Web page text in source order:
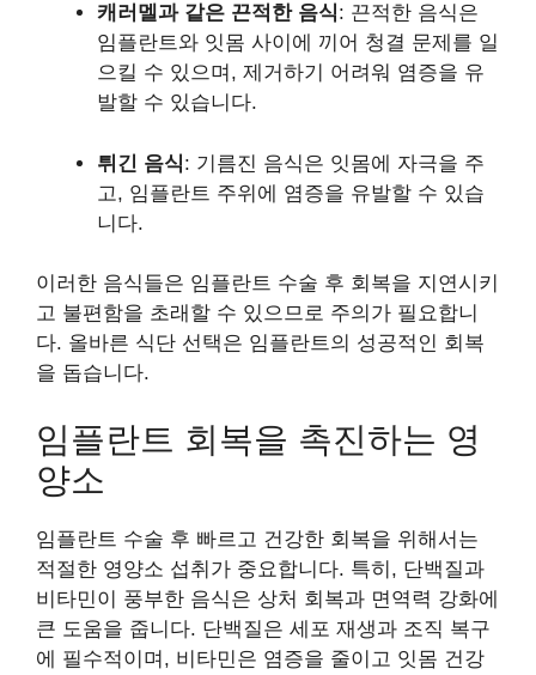
캐러멜과 같은 끈적한 음식: 끈적한 음식은
임플란트와 잇몸 사이에 끼어 청결 문제를 일
으킬 수 있으며, 제거하기 어려워 염증을 유
발할 수 있습니다.
튀긴 음식: 기름진 음식은 잇몸에 자극을 주
고, 임플란트 주위에 염증을 유발할 수 있습
니다.
이러한 음식들은 임플란트 수술 후 회복을 지연시키
고 불편함을 초래할 수 있으므로 주의가 필요합니
다. 올바른 식단 선택은 임플란트의 성공적인 회복
을 돕습니다.
임플란트 회복을 촉진하는 영
양소
임플란트 수술 후 빠르고 건강한 회복을 위해서는
적절한 영양소 섭취가 중요합니다. 특히, 단백질과
비타민이 풍부한 음식은 상처 회복과 면역력 강화에
큰 도움을 줍니다. 단백질은 세포 재생과 조직 복구
에 필수적이며, 비타민은 염증을 줄이고 잇몸 건강